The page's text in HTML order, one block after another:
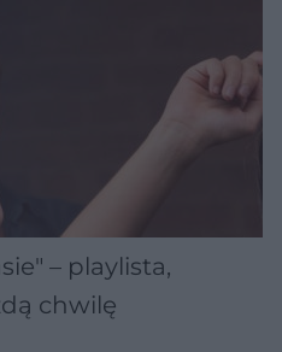
– playlista,
chwilę